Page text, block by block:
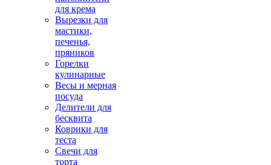
для крема
Вырезки для
мастики,
печенья,
пряников
Горелки
кулинарные
Весы и мерная
посуда
Делители для
бесквита
Коврики для
теста
Свечи для
торта